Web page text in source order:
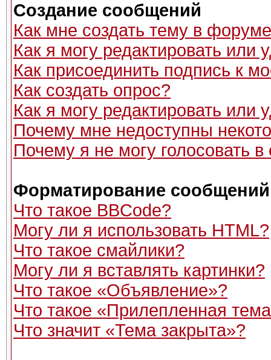
Создание сообщений
Как мне создать тему в
Как я могу редактировать или
Как присоединить подпись к
Как создать опрос?
Как я могу редактировать или
Почему мне недоступны
Почему я не могу голосовать в
Форматирование
Что такое BBCode?
Могу ли я использовать HTML?
Что такое смайлики?
Могу ли я вставлять картинки?
Что такое «Объявление»?
Что такое «Прилепленная
Что значит «Тема закрыта»?